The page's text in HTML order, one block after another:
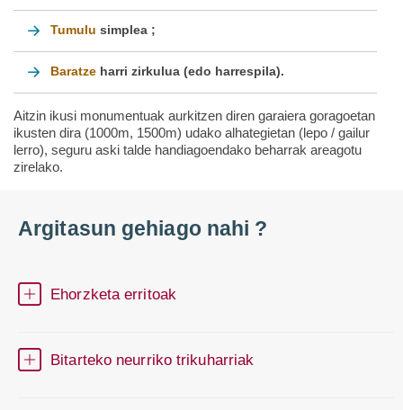
Tumulu simplea ;
Baratze harri zirkulua (edo harrespila).
Aitzin ikusi monumentuak aurkitzen diren garaiera goragoetan
ikusten dira (1000m, 1500m) udako alhategietan (lepo / gailur
lerro), seguru aski talde handiagoendako beharrak areagotu
zirelako.
Argitasun gehiago nahi ?
Ehorzketa erritoak
Bitarteko neurriko trikuharriak